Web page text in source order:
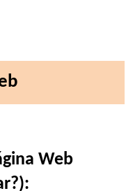
Web